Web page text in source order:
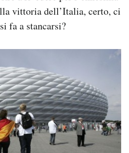
vittoria dell’Italia, certo, ci
fa a stancarsi?